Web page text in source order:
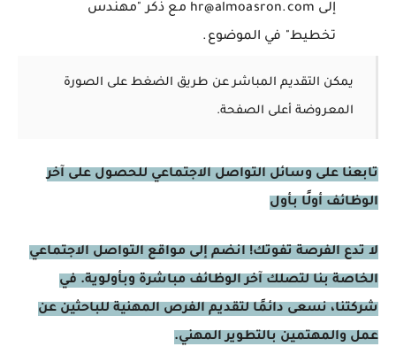
إلى hr@almoasron.com مع ذكر "مهندس
تخطيط" في الموضوع.
يمكن التقديم المباشر عن طريق الضغط على الصورة
المعروضة أعلى الصفحة.
تابعنا على وسائل التواصل الاجتماعي للحصول على آخر
الوظائف أولًا بأول
لا تدع الفرصة تفوتك! انضم إلى مواقع التواصل الاجتماعي
الخاصة بنا لتصلك آخر الوظائف مباشرة وبأولوية. في
شركتنا، نسعى دائمًا لتقديم الفرص المهنية للباحثين عن
عمل والمهتمين بالتطوير المهني.